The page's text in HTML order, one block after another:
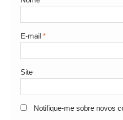
E-mail *
Site
Notifique-me sobre novos